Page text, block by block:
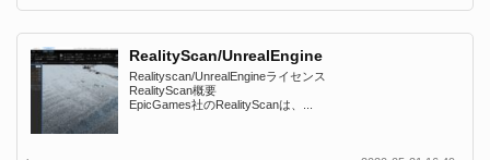
RealityScan/UnrealEngine
Realityscan/UnrealEngineライセンス
RealityScan概要
EpicGames社のRealityScanは、...